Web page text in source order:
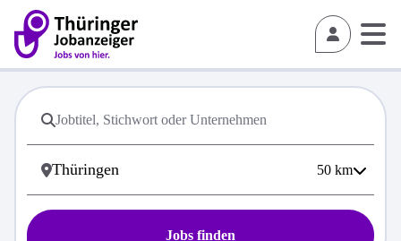
50 km
Jobs finden